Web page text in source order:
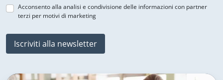
Acconsento alla analisi e condivisione delle informazioni con partner
terzi per motivi di marketing
Iscriviti alla newsletter